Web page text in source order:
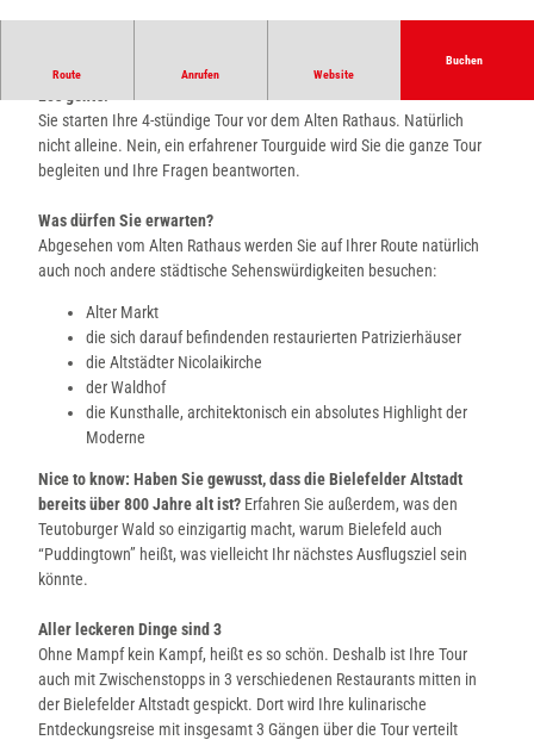
Route Anrufen Website
Buchen
Die Bielefelder Stadtgeschichte mit "allen Sinnen" erleben!
Sie starten Ihre 4-stündige Tour vor dem Alten Rathaus. Natürlich
nicht alleine. Nein, ein erfahrener Tourguide wird Sie die ganze Tour
begleiten und Ihre Fragen beantworten.
Was dürfen Sie erwarten?
Abgesehen vom Alten Rathaus werden Sie auf Ihrer Route natürlich
auch noch andere städtische Sehenswürdigkeiten besuchen:
Alter Markt
die sich darauf befindenden restaurierten Patrizierhäuser
die Altstädter Nicolaikirche
der Waldhof
die Kunsthalle, architektonisch ein absolutes Highlight der
Moderne
Nice to know: Haben Sie gewusst, dass die Bielefelder Altstadt
bereits über 800 Jahre alt ist? Erfahren Sie außerdem, was den
Teutoburger Wald so einzigartig macht, warum Bielefeld auch
“Puddingtown” heißt, was vielleicht Ihr nächstes Ausflugsziel sein
könnte.
Aller leckeren Dinge sind 3
Ohne Mampf kein Kampf, heißt es so schön. Deshalb ist Ihre Tour
auch mit Zwischenstopps in 3 verschiedenen Restaurants mitten in
der Bielefelder Altstadt gespickt. Dort wird Ihre kulinarische
Entdeckungsreise mit insgesamt 3 Gängen über die Tour verteilt